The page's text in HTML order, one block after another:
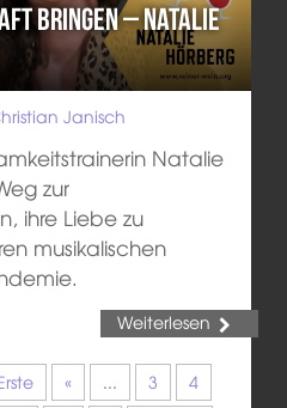
bringen – Natalie
Janisch
Natalie
zur
ihre Liebe zu
musikalischen
Weiterlesen
« ... 3
4